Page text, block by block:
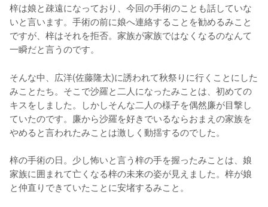
梓は娘と疎遠になっており、今回の手術のことも話していな
いと言います。手術の前に娘へ連絡することを勧めるみこと
ですが、梓はそれを拒否。家族が家族ではなくなるのなんて
一瞬だと言うのです。
そんな中、広洋(佐藤隆太)に誘われて秋祭りに行くことにした
みことたち。そこで沙羅と二人になったみことは、初めての
キスをしました。しかしそんな二人の様子を偶然廉が目撃し
ていたのです。廉から沙羅を好きでいるならおまえの家族を
やめると言われたみことは激しく動揺するのでした。
梓の手術の日。少し怖いと言う梓の手を握ったみことは、娘
家族に囲まれて亡くなる梓の未来の姿が見えました。梓が娘
と仲直りできていたことに安堵するみこと。